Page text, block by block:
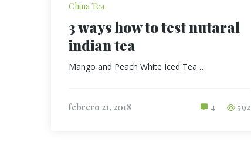
China Tea
3 ways how to test nutaral
indian tea
Mango and Peach White Iced Tea …
febrero 21, 2018 592
4